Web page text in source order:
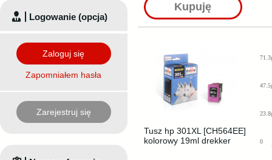
Kupuję
Tusz hp 301XL [CH564EE]
kolorowy 19ml drekker
0
Logowanie (opcja)
Zaloguj się
Zapomniałem hasła
Zarejestruj się